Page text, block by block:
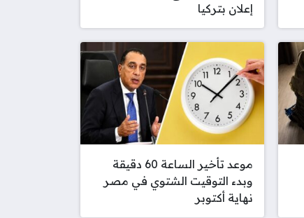
إعلان بتركيا
موعد تأخير الساعة 60 دقيقة
وبدء التوقيت الشتوي في مصر
نهاية أكتوبر